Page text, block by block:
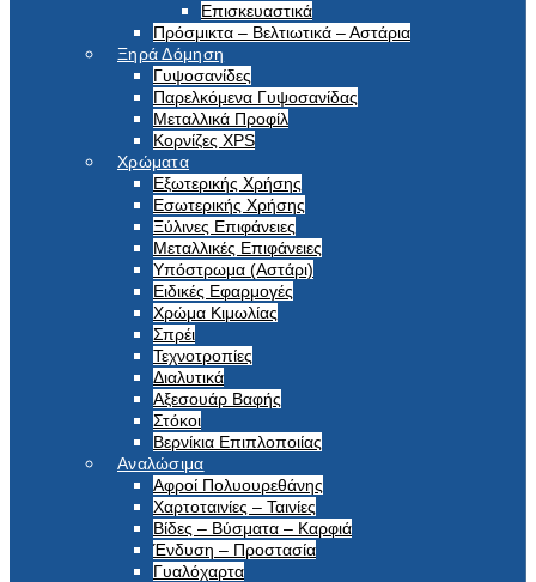
Επισκευαστικά
Πρόσμικτα – Βελτιωτικά – Αστάρια
Ξηρά Δόμηση
Γυψοσανίδες
Παρελκόμενα Γυψοσανίδας
Μεταλλικά Προφίλ
Κορνίζες XPS
Χρώματα
Εξωτερικής Χρήσης
Εσωτερικής Χρήσης
Ξύλινες Επιφάνειες
Μεταλλικές Επιφάνειες
Υπόστρωμα (Αστάρι)
Ειδικές Εφαρμογές
Χρώμα Κιμωλίας
Σπρέι
Τεχνοτροπίες
Διαλυτικά
Αξεσουάρ Βαφής
Στόκοι
Βερνίκια Επιπλοποιίας
Αναλώσιμα
Αφροί Πολυουρεθάνης
Χαρτοταινίες – Ταινίες
Βίδες – Βύσματα – Καρφιά
Ένδυση – Προστασία
Γυαλόχαρτα